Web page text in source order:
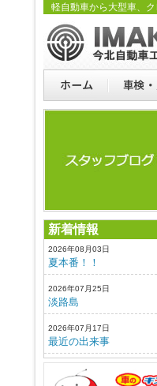
軽自動車から大型車、
新着情報
2026年08月03日
夏本番！！
2026年07月25日
淡路島
2026年07月17日
最近の出来事